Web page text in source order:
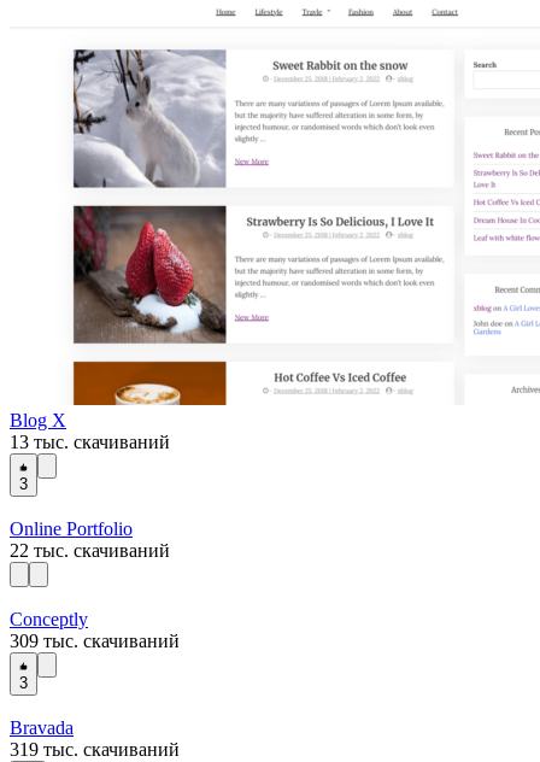
Blog X
13 тыс. скачиваний
3
Online Portfolio
22 тыс. скачиваний
Conceptly
309 тыс. скачиваний
3
Bravada
319 тыс. скачиваний